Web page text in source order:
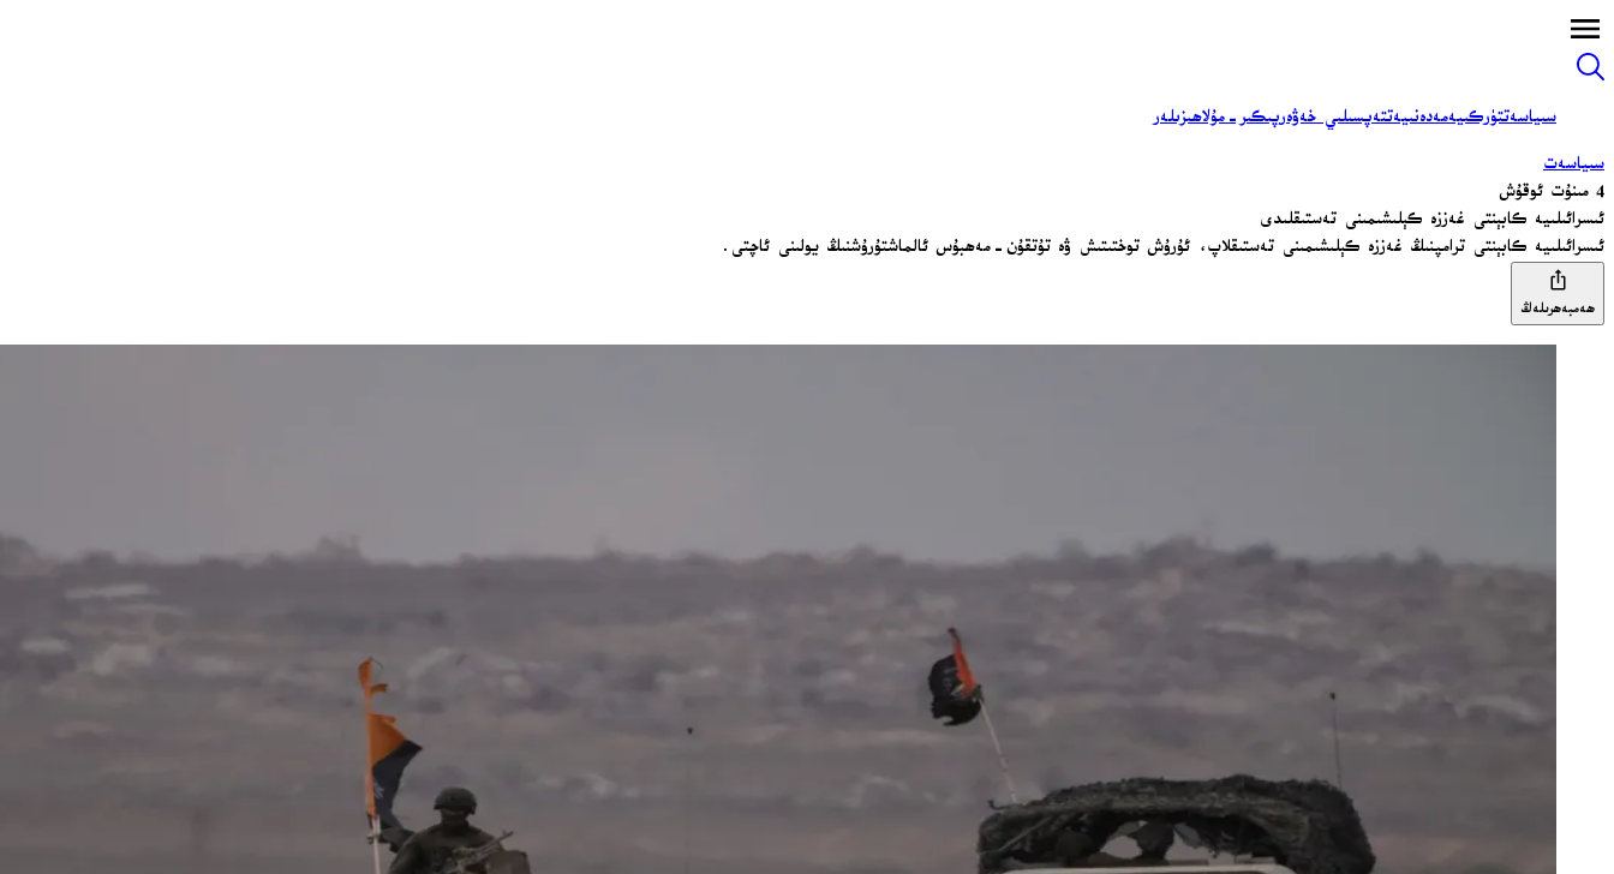
سىياسەتتۈركىيەمەدەنىيەتتەپسىلىي خەۋەرپىكىر-مۇلاھىزىلەر
سىياسەت
4 مىنۇت ئوقۇش
ئىسرائىلىيە كابېنتى غەززە كېلىشىمىنى تەستىقلىدى
ئىسرائىلىيە كابېنتى ترامپنىڭ غەززە كېلىشىمىنى تەستىقلاپ، ئۇرۇش توختىتىش ۋە تۇتقۇن-مەھبۇس ئالماشتۇرۇشنىڭ يولىنى ئاچتى.
ھەمبەھرىلەڭ